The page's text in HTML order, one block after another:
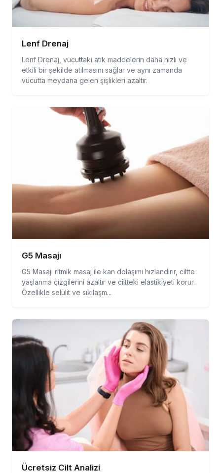
Lenf Drenaj
Lenf Drenaj, vücuttaki atık maddelerin daha hızlı ve
etkili bir şekilde atılmasını sağlar ve aynı zamanda
vücutta meydana gelen şişlikleri azaltır.
G5 Masajı
G5 Masajı ritmik masaj ile kan dolaşımı hızlandırır, ciltte
yaşlanma çizgilerini azaltır ve ciltteki elastikiyeti korur.
Özellikle selülit ve sıkılaşm...
Ücretsiz Cilt Analizi